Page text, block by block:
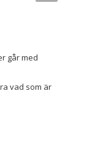
går med
vad som är